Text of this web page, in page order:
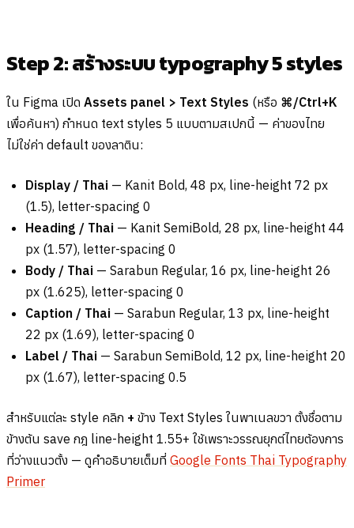
Step 2: สร้างระบบ typography 5 styles
ใน Figma เปิด Assets panel > Text Styles (หรือ ⌘/Ctrl+K
เพื่อค้นหา) กำหนด text styles 5 แบบตามสเปกนี้ — ค่าของไทย
ไม่ใช่ค่า default ของลาติน:
Display / Thai — Kanit Bold, 48 px, line-height 72 px
(1.5), letter-spacing 0
Heading / Thai — Kanit SemiBold, 28 px, line-height 44
px (1.57), letter-spacing 0
Body / Thai — Sarabun Regular, 16 px, line-height 26
px (1.625), letter-spacing 0
Caption / Thai — Sarabun Regular, 13 px, line-height
22 px (1.69), letter-spacing 0
Label / Thai — Sarabun SemiBold, 12 px, line-height 20
px (1.67), letter-spacing 0.5
สำหรับแต่ละ style คลิก + ข้าง Text Styles ในพาเนลขวา ตั้งชื่อตาม
ข้างต้น save กฎ line-height 1.55+ ใช้เพราะวรรณยุกต์ไทยต้องการ
ที่ว่างแนวตั้ง — ดูคำอธิบายเต็มที่ Google Fonts Thai Typography
Primer